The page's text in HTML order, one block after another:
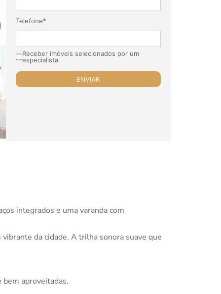
Telefone*
Receber imóveis selecionados por um
especialista
integrados e uma varanda com
da cidade. A trilha sonora suave que
aproveitadas.